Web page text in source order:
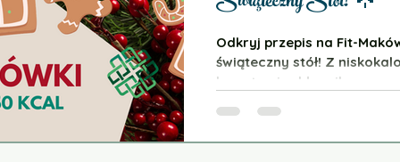
Suplementy
Odkryj przepis na Fit-
świąteczny stół! Z
bogatymi w błonnik.